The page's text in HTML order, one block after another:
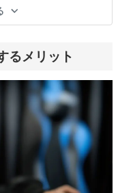
るメリット